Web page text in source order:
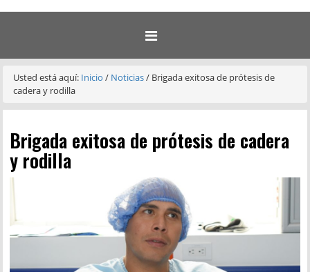
Usted está aquí: Inicio/ Noticias/ Brigada exitosa de prótesis de
cadera y rodilla
Brigada exitosa de prótesis de cadera
y rodilla